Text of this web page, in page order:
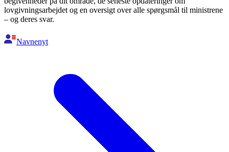
lovgivningsarbejdet og en oversigt over alle spørgsmål til ministrene
– og deres svar.
Navnenyt